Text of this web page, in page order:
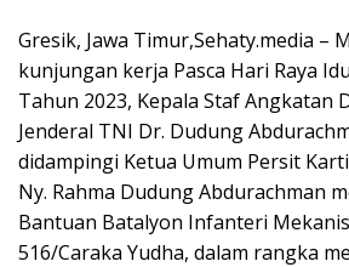
Gresik, Jawa Timur,Sehaty.media –
kunjungan kerja Pasca Hari Raya
Tahun 2023, Kepala Staf Angkatan
Jenderal TNI Dr. Dudung
didampingi Ketua Umum Persit
Ny. Rahma Dudung Abdurachman
Bantuan Batalyon Infanteri
516/Caraka Yudha, dalam rangka